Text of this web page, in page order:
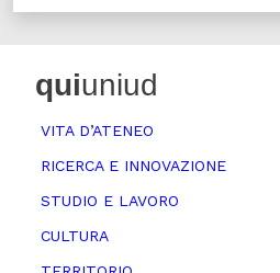
quiuniud
VITA D’ATENEO
RICERCA E INNOVAZIONE
STUDIO E LAVORO
CULTURA